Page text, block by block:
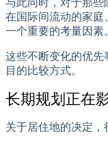
在国际间流动的家庭
一个重要的考量因素
这些不断变化的优先
目的比较方式。
长期规划正在
关于居住地的决定，